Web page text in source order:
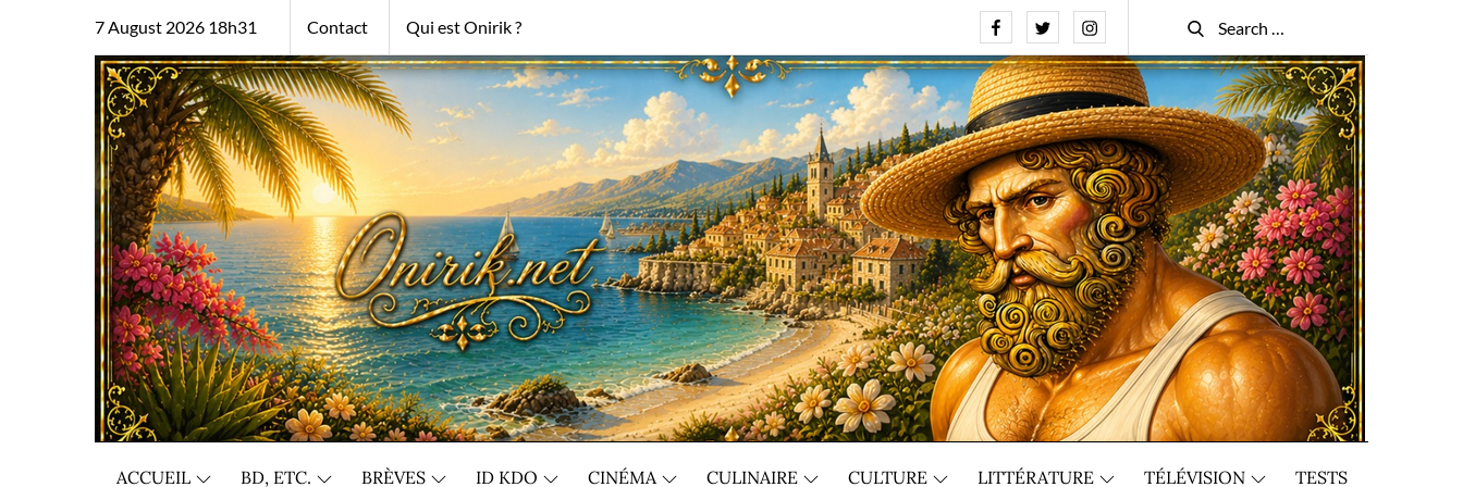
7 August 2026 18h31 Contact Qui est Onirik ? FacebookTwitterInstagram
Search
for:
Search
ACCUEIL BD, ETC. BRÈVES ID KDO CINÉMA CULINAIRE CULTURE LITTÉRATURE TÉLÉVISION TESTS